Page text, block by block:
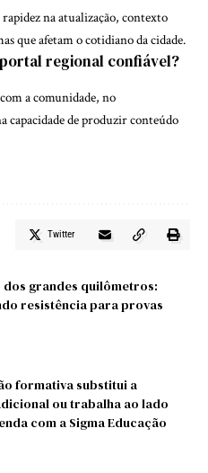
na atualização, contexto
que afetam o cotidiano da cidade.
regional confiável?
a comunidade, no
capacidade de produzir conteúdo
Twitter
dos grandes quilômetros:
resistência para provas
formativa substitui a
ou trabalha ao lado
com a Sigma Educação